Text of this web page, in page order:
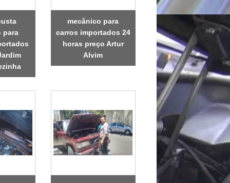
para
mecânico para
carros importados 24
horas preço Artur
Alvim